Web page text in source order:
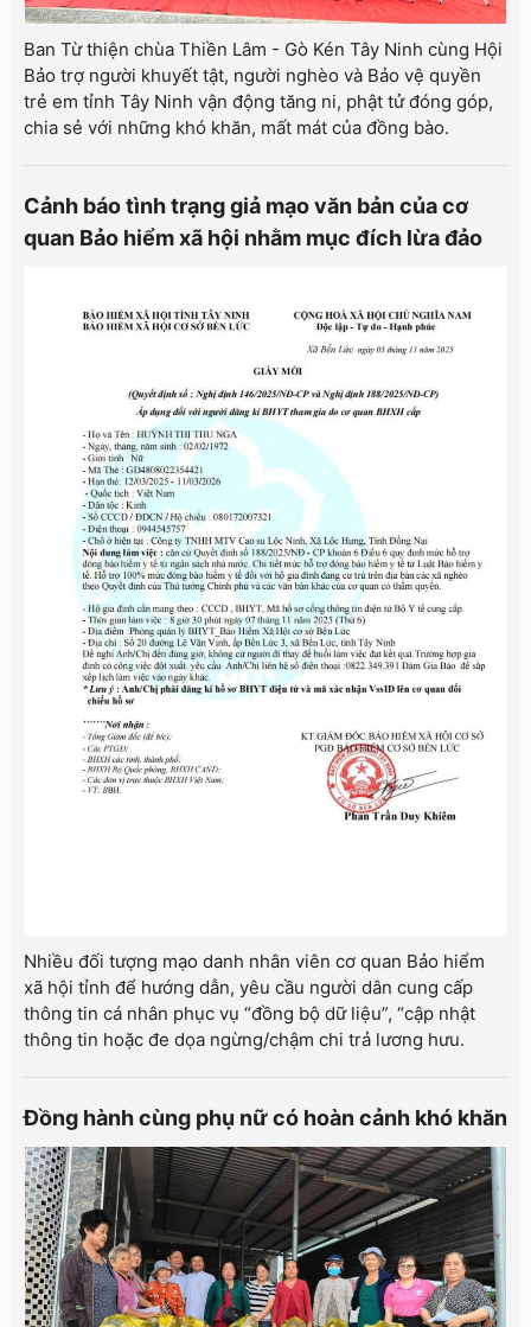
Ban Từ thiện chùa Thiền Lâm - Gò Kén Tây Ninh cùng Hội
Bảo trợ người khuyết tật, người nghèo và Bảo vệ quyền
trẻ em tỉnh Tây Ninh vận động tăng ni, phật tử đóng góp,
chia sẻ với những khó khăn, mất mát của đồng bào.
Cảnh báo tình trạng giả mạo văn bản của cơ
quan Bảo hiểm xã hội nhằm mục đích lừa đảo
Nhiều đối tượng mạo danh nhân viên cơ quan Bảo hiểm
xã hội tỉnh để hướng dẫn, yêu cầu người dân cung cấp
thông tin cá nhân phục vụ “đồng bộ dữ liệu”, “cập nhật
thông tin hoặc đe dọa ngừng/chậm chi trả lương hưu.
Đồng hành cùng phụ nữ có hoàn cảnh khó khăn